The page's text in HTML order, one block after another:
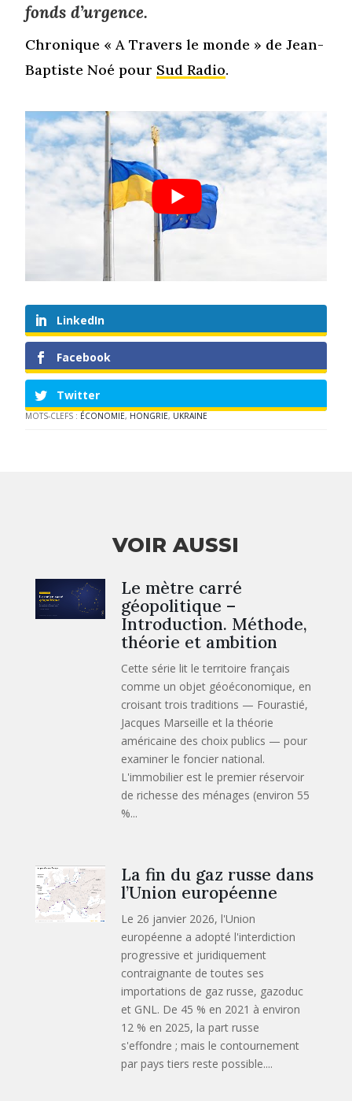
fonds d’urgence.
Chronique « A Travers le monde » de Jean-
Baptiste Noé pour Sud Radio.
LinkedIn
Facebook
Twitter
MOTS-CLEFS : ÉCONOMIE, HONGRIE, UKRAINE
VOIR AUSSI
Le mètre carré
géopolitique –
Introduction. Méthode,
théorie et ambition
Cette série lit le territoire français
comme un objet géoéconomique, en
croisant trois traditions — Fourastié,
Jacques Marseille et la théorie
américaine des choix publics — pour
examiner le foncier national.
L'immobilier est le premier réservoir
de richesse des ménages (environ 55
%...
La fin du gaz russe dans
l’Union européenne
Le 26 janvier 2026, l'Union
européenne a adopté l'interdiction
progressive et juridiquement
contraignante de toutes ses
importations de gaz russe, gazoduc
et GNL. De 45 % en 2021 à environ
12 % en 2025, la part russe
s'effondre ; mais le contournement
par pays tiers reste possible....